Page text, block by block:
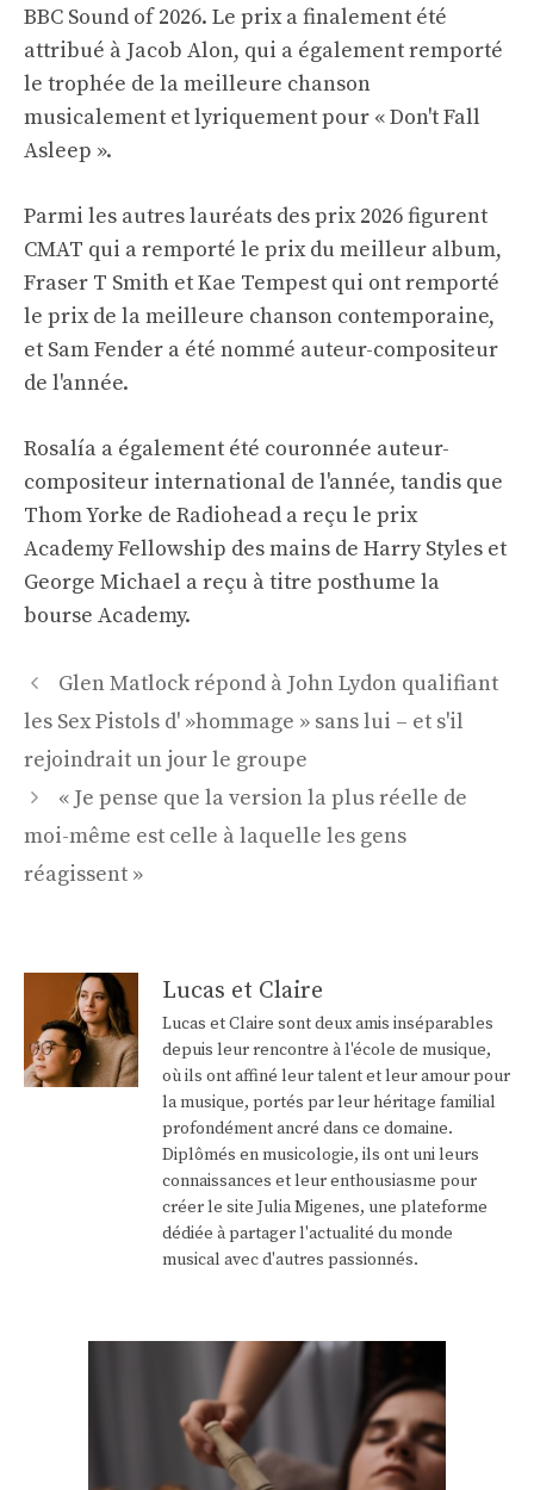
BBC Sound of 2026. Le prix a finalement été
attribué à Jacob Alon, qui a également remporté
le trophée de la meilleure chanson
musicalement et lyriquement pour « Don't Fall
Asleep ».
Parmi les autres lauréats des prix 2026 figurent
CMAT qui a remporté le prix du meilleur album,
Fraser T Smith et Kae Tempest qui ont remporté
le prix de la meilleure chanson contemporaine,
et Sam Fender a été nommé auteur-compositeur
de l'année.
Rosalía a également été couronnée auteur-
compositeur international de l'année, tandis que
Thom Yorke de Radiohead a reçu le prix
Academy Fellowship des mains de Harry Styles et
George Michael a reçu à titre posthume la
bourse Academy.
Navigation
des
articles
Glen Matlock répond à John Lydon qualifiant
les Sex Pistols d' »hommage » sans lui – et s'il
rejoindrait un jour le groupe
« Je pense que la version la plus réelle de
moi-même est celle à laquelle les gens
réagissent »
Lucas et Claire
Lucas et Claire sont deux amis inséparables
depuis leur rencontre à l'école de musique,
où ils ont affiné leur talent et leur amour pour
la musique, portés par leur héritage familial
profondément ancré dans ce domaine.
Diplômés en musicologie, ils ont uni leurs
connaissances et leur enthousiasme pour
créer le site Julia Migenes, une plateforme
dédiée à partager l'actualité du monde
musical avec d'autres passionnés.